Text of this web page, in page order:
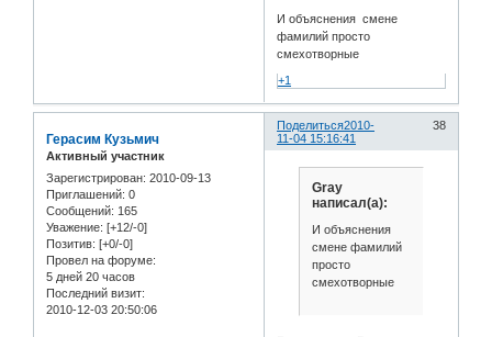
И объяснения смене
фамилий просто
смехотворные
+1
Поделиться 38
2010-
11-04 15:16:41
Герасим Кузьмич
Активный участник
Зарегистрирован: 2010-09-13
Приглашений: 0
Сообщений: 165
Уважение: [+12/-0]
Позитив: [+0/-0]
Провел на форуме:
5 дней 20 часов
Последний визит:
2010-12-03 20:50:06
Gray
написал(а):
И объяснения
смене фамилий
просто
смехотворные